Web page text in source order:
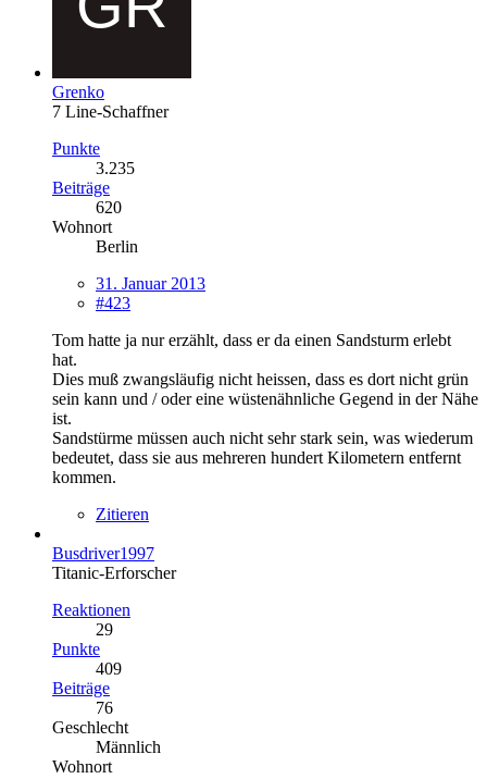
Grenko
7 Line-Schaffner
Punkte
3.235
Beiträge
620
Wohnort
Berlin
31. Januar 2013
#423
Tom hatte ja nur erzählt, dass er da einen Sandsturm erlebt
hat.
Dies muß zwangsläufig nicht heissen, dass es dort nicht grün
sein kann und / oder eine wüstenähnliche Gegend in der Nähe
ist.
Sandstürme müssen auch nicht sehr stark sein, was wiederum
bedeutet, dass sie aus mehreren hundert Kilometern entfernt
kommen.
Zitieren
Busdriver1997
Titanic-Erforscher
Reaktionen
29
Punkte
409
Beiträge
76
Geschlecht
Männlich
Wohnort